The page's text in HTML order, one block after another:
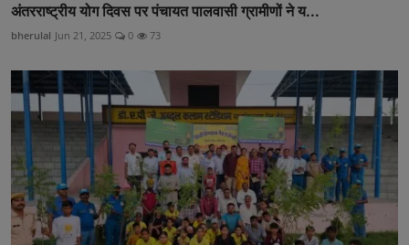
अंतरराष्ट्रीय योग दिवस पर पंचायत पालवासी ग्रामीणों ने य...
bherulal Jun 21, 2025 0 73